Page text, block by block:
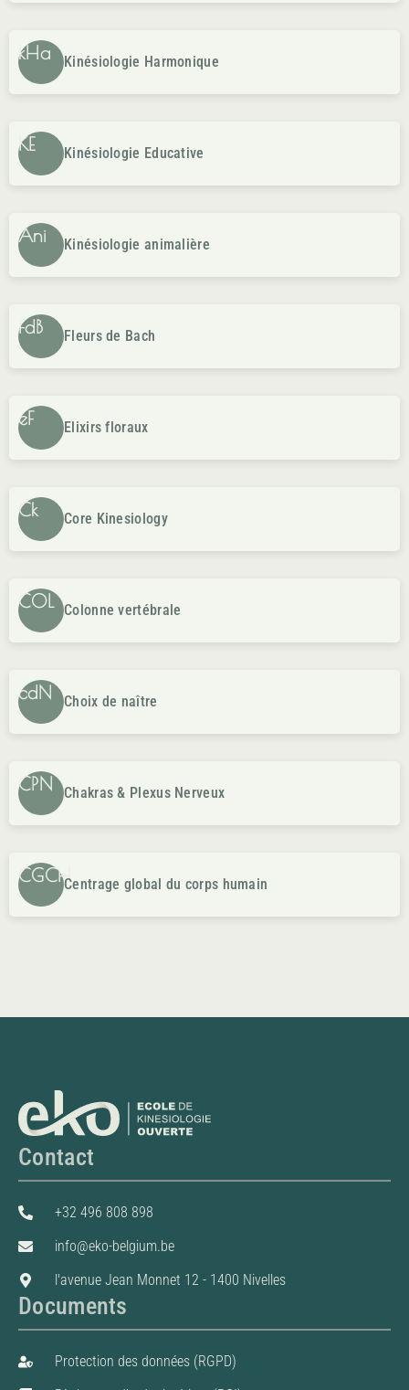
kHa Kinésiologie Harmonique
KE Kinésiologie Educative
Ani Kinésiologie animalière
FdB Fleurs de Bach
eF Elixirs floraux
Ck Core Kinesiology
COL Colonne vertébrale
cdN Choix de naître
CPN Chakras & Plexus Nerveux
CGCHCentrage global du corps humain
Contact
+32 496 808 898
info@eko-belgium.be
l'avenue Jean Monnet 12 - 1400 Nivelles
Documents
Protection des données (RGPD)